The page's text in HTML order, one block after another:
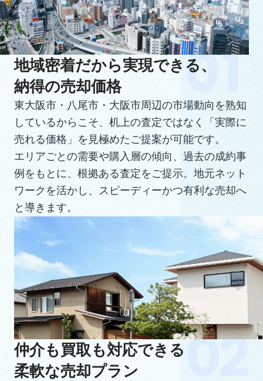
地域密着だから実現できる、
納得の売却価格
東大阪市・八尾市・大阪市周辺の市場動向を熟知
しているからこそ、机上の査定ではなく「実際に
売れる価格」を見極めたご提案が可能です。
エリアごとの需要や購入層の傾向、過去の成約事
例をもとに、根拠ある査定をご提示。地元ネット
ワークを活かし、スピーディーかつ有利な売却へ
と導きます。
仲介も買取も対応できる
柔軟な売却プラン